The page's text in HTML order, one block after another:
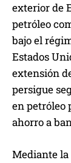
exterior de
petróleo
bajo el
Estados
extensión
persigue
en petróleo
ahorro a
Mediante